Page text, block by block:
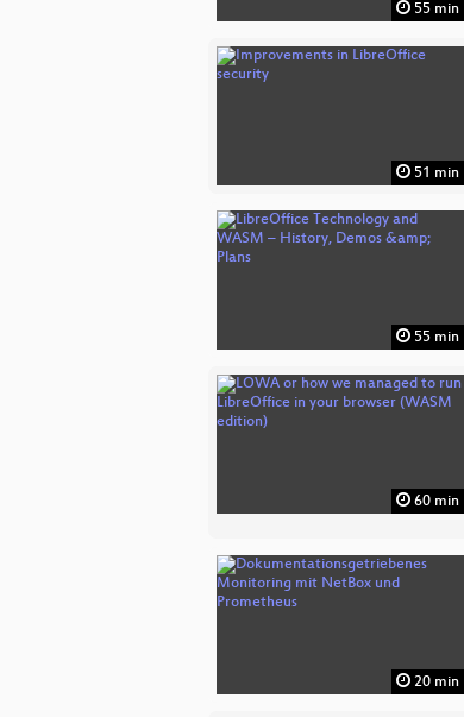
55 min
51 min
55 min
60 min
20 min